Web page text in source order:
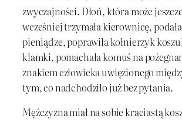
zwyczajności. Dłoń, która może
wcześniej trzymała kierownicę,
pieniądze, poprawiła kołnierzyk
klamki, pomachała komuś na
znakiem człowieka uwięzionego
tym, co nadchodziło już bez pytania.
Mężczyzna miał na sobie kraciastą